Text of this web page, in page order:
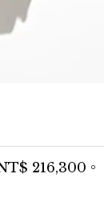
216,300。